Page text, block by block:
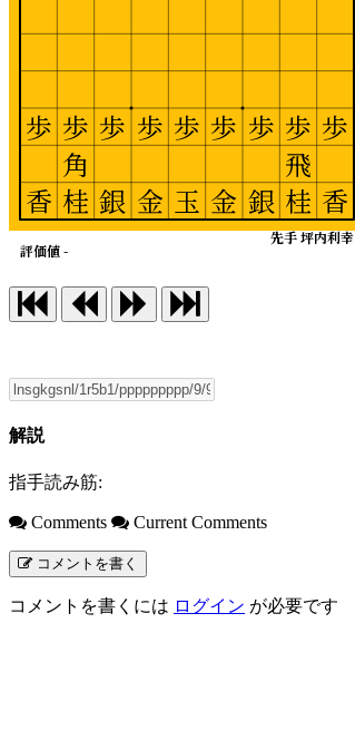
先手 坪内利幸
評価値 -
歩
香
歩
飛
桂
歩
銀
歩
金
歩
玉
歩
金
歩
銀
歩
角
桂
歩
香
解説
指手読み筋:
Comments Current Comments
コメントを書く
コメントを書くには ログイン が必要です